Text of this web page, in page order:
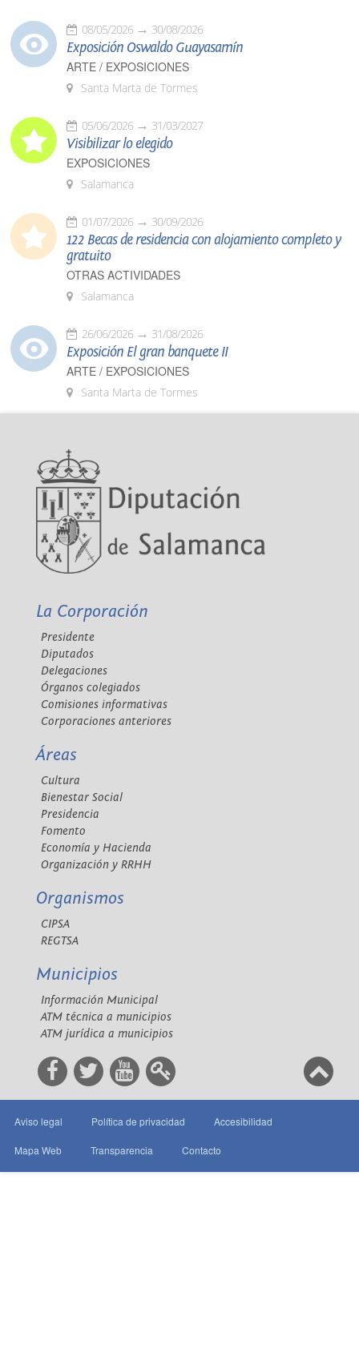
08/05/2026 30/08/2026
Exposición Oswaldo Guayasamín
ARTE / EXPOSICIONES
Santa Marta de Tormes
05/06/2026 31/03/2027
Visibilizar lo elegido
EXPOSICIONES
Salamanca
01/07/2026 30/09/2026
122 Becas de residencia con alojamiento completo y
gratuito
OTRAS ACTIVIDADES
Salamanca
26/06/2026 31/08/2026
Exposición El gran banquete II
ARTE / EXPOSICIONES
Santa Marta de Tormes
La Corporación
Presidente
Diputados
Delegaciones
Órganos colegiados
Comisiones informativas
Corporaciones anteriores
Áreas
Cultura
Bienestar Social
Presidencia
Fomento
Economía y Hacienda
Organización y RRHH
Organismos
CIPSA
REGTSA
Municipios
Información Municipal
ATM técnica a municipios
ATM jurídica a municipios
Aviso legal Política de privacidad Accesibilidad
Mapa Web Transparencia Contacto